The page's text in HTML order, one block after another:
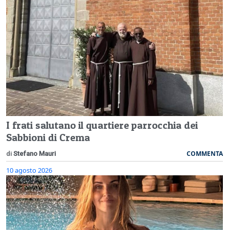
I frati salutano il quartiere parrocchia dei
Sabbioni di Crema
di Stefano Mauri COMMENTA
10 agosto 2026